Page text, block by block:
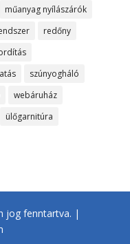
műanyag nyílászárók
redőny
szúnyogháló
webáruház
ülőgarnitúra
jog fenntartva. |